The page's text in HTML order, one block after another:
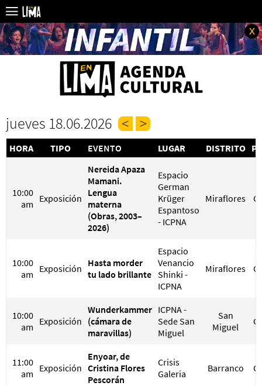
x
jueves 18.06.2026
HORA TIPO EVENTO LUGAR DISTRITO
10:00
am Exposición
Nereida Apaza
Mamani.
Lengua
materna
(Obras, 2003–
2026)
Espacio
German
Krüger
Espantoso
- ICPNA
Miraflores
10:00
am Exposición Hasta morder
tu lado brillante
Espacio
Venancio
Shinki -
ICPNA
Miraflores
10:00
am Exposición
Wunderkammer
(cámara de
maravillas)
ICPNA -
Sede San
Miguel
San
Miguel
11:00
am Exposición
Enyoar, de
Cristina Flores
Pescorán
Crisis
Galeria
Barranco